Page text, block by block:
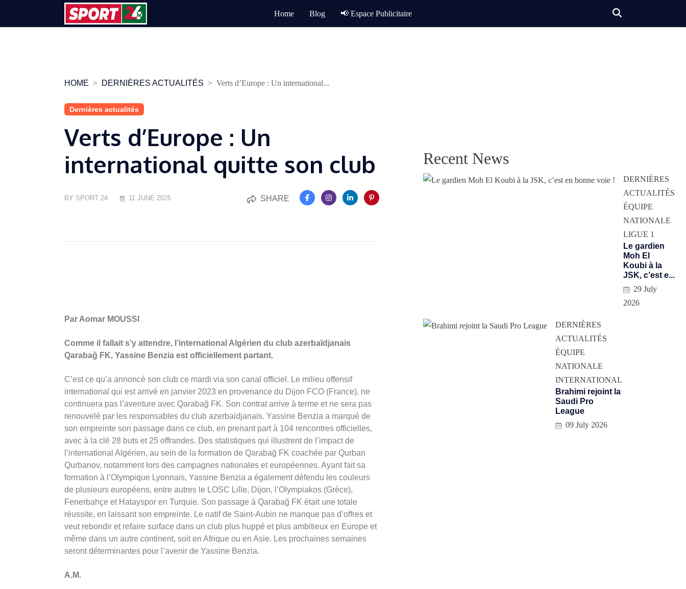
Home Blog 📢 Espace Publicitaire
HOME DERNIÈRES ACTUALITÉS Verts d’Europe : Un international...
Dernières actualités
Verts d’Europe : Un
international quitte son club
BY SPORT 24 11 JUNE 2025 SHARE
Par Aomar MOUSSI
Comme il fallait s’y attendre, l’international Algérien du club azerbaïdjanais
Qarabağ FK, Yassine Benzia est officiellement partant.
C’est ce qu’a annoncé son club ce mardi via son canal officiel. Le milieu offensif
international qui est arrivé en janvier 2023 en provenance du Dijon FCO (France), ne
continuera pas l’aventure avec Qarabağ FK. Son contrat arrive à terme et ne sera pas
renouvelé par les responsables du club azerbaidjanais. Yassine Benzia a marqué de
son empreinte son passage dans ce club, en prenant part à 104 rencontres officielles,
avec à la clé 28 buts et 25 offrandes. Des statistiques qui illustrent de l’impact de
l’international Algérien, au sein de la formation de Qarabağ FK coachée par Qurban
Qurbanov, notamment lors des campagnes nationales et européennes. Ayant fait sa
formation à l’Olympique Lyonnais, Yassine Benzia a également défendu les couleurs
de plusieurs européens, entre autres le LOSC Lille, Dijon, l’Olympiakos (Grèce),
Fenerbahçe et Hatayspor en Turquie. Son passage à Qarabağ FK était une totale
réussite, en laissant son empreinte. Le natif de Saint-Aubin ne manque pas d’offres et
veut rebondir et refaire surface dans un club plus huppé et plus ambitieux en Europe et
même dans un autre continent, soit en Afrique ou en Asie. Les prochaines semaines
seront déterminantes pour l’avenir de Yassine Benzia.
A.M.
Recent News
DERNIÈRES
ACTUALITÉS
ÉQUIPE
NATIONALE
LIGUE 1
Le gardien
Moh El
Koubi à la
JSK, c’est e...
29 July
2026
DERNIÈRES
ACTUALITÉS
ÉQUIPE
NATIONALE
INTERNATIONAL
Brahimi rejoint la
Saudi Pro
League
09 July 2026